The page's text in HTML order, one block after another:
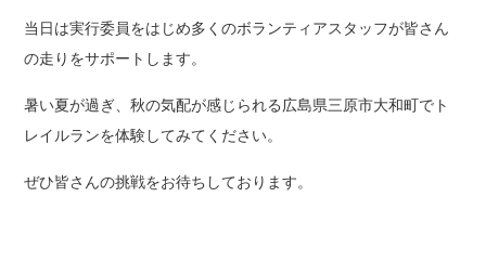
当日は実行委員をはじめ多くのボランティアスタッフが皆さん
の走りをサポートします。
暑い夏が過ぎ、秋の気配が感じられる広島県三原市大和町でト
レイルランを体験してみてください。
ぜひ皆さんの挑戦をお待ちしております。